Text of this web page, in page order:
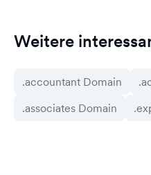
Weitere
.accountant Domain
.associates Domain